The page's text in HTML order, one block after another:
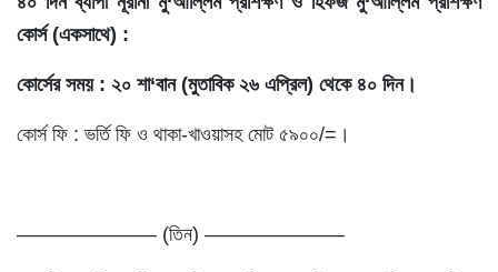
কোর্স (একসাথে) :
কোর্সের সময় : ২০ শা‘বান (মুতাবিক ২৬ এপ্রিল) থেকে ৪০ দিন।
কোর্স ফি : ভর্তি ফি ও থাকা-খাওয়াসহ মোট ৫৯০০/=।
——————— (তিন) ———————